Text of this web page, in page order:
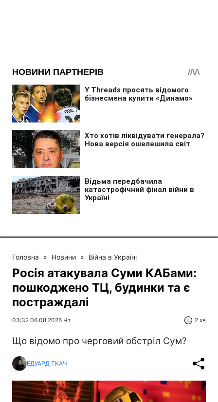
Головна » Новини » Війна в Україні
Росія атакувала Суми КАБами:
пошкоджено ТЦ, будинки та є
постраждалі
03:32 06.08.2026 Чт 2 хв
Що відомо про черговий обстріл Сум?
ЕДУАРД ТКАЧ